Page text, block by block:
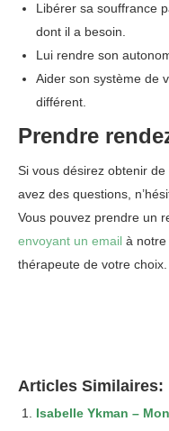
Libérer sa souffrance
dont il a besoin.
Lui rendre son
Aider son système de
différent.
Prendre
Si vous désirez obtenir
avez des questions,
Vous pouvez prendre un
envoyant un email à notre
thérapeute de votre choix.
Articles Similaires:
Isabelle Ykman –